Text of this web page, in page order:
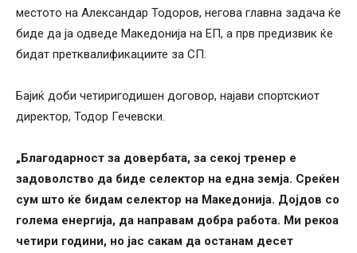
местото на Александар Тодоров, негова главна задача ќе
биде да ја одведе Македонија на ЕП, а прв предизвик ќе
бидат претквалификациите за СП.
Бајиќ доби четиригодишен договор, најави спортскиот
директoр, Тодор Гечевски.
„Благодарност за довербата, за секој тренер е
задоволство да биде селектор на една земја. Среќен
сум што ќе бидам селектор на Македонија. Дојдов со
голема енергија, да направам добра работа. Ми рекоа
четири години, но јас сакам да останам десет